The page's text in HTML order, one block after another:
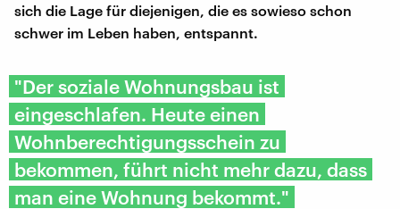
sich die Lage für diejenigen, die es sowieso schon
schwer im Leben haben, entspannt.
"Der soziale Wohnungsbau ist
eingeschlafen. Heute einen
Wohnberechtigungsschein zu
bekommen, führt nicht mehr dazu, dass
man eine Wohnung bekommt."